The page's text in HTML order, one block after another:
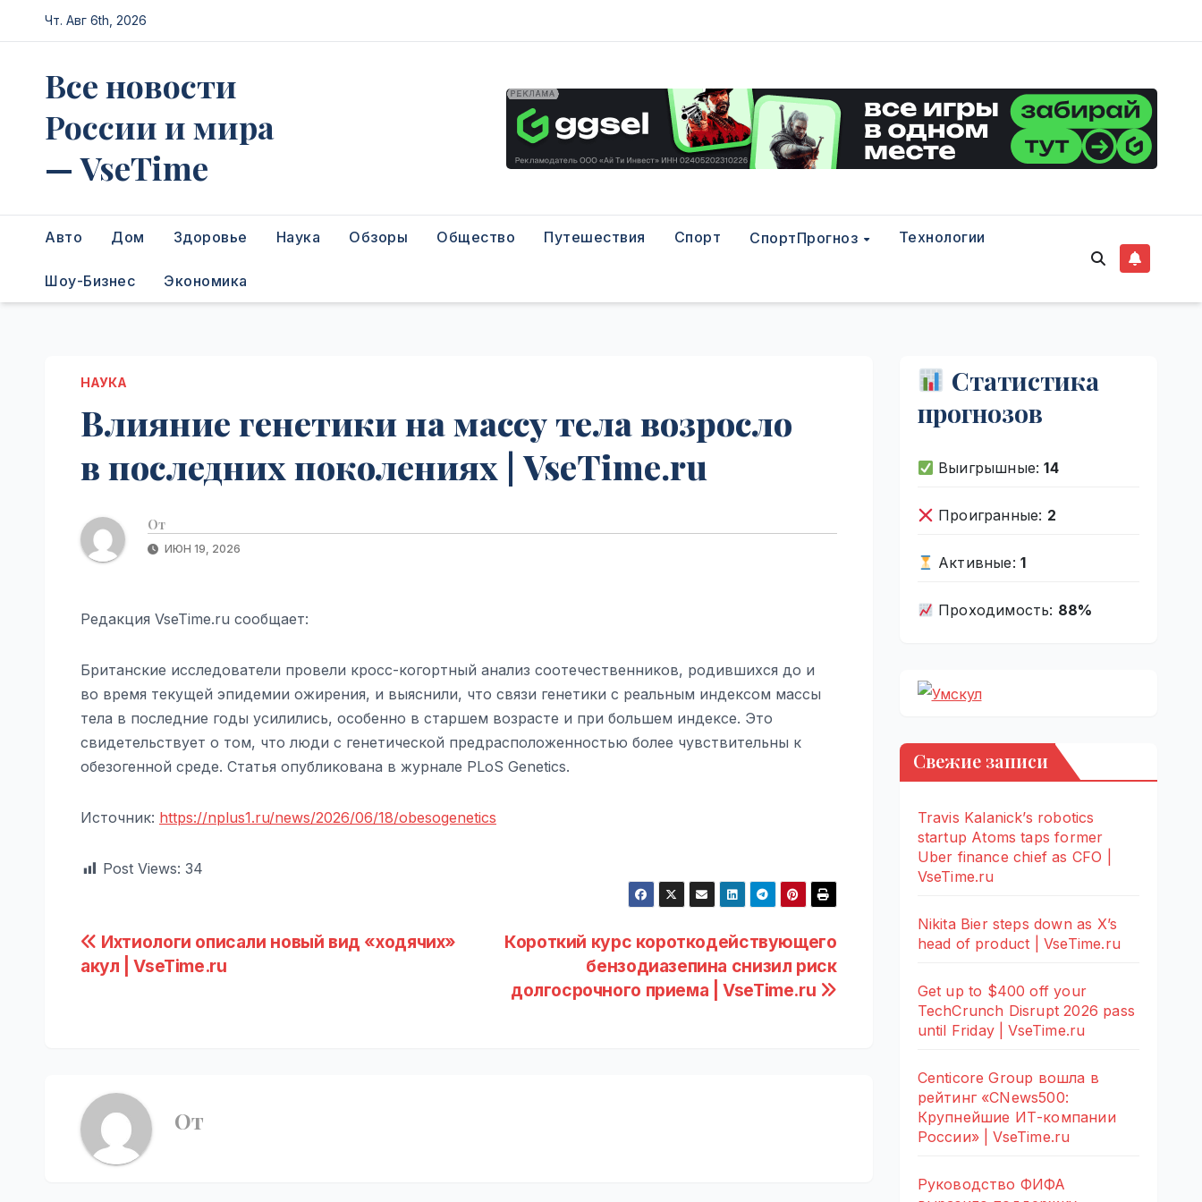
Перейти
к
Чт. Авг 6th, 2026
Все новости
России и мира
— VseTime
Авто Дом Здоровье Наука Обзоры Общество Путешествия Спорт СпортПрогноз Технологии
Шоу-Бизнес Экономика
НАУКА
Влияние генетики на массу тела возросло
в последних поколениях | VseTime.ru
От
ИЮН 19, 2026
Редакция VseTime.ru сообщает:
Британские исследователи провели кросс-когортный анализ соотечественников, родившихся до и
во время текущей эпидемии ожирения, и выяснили, что связи генетики с реальным индексом массы
тела в последние годы усилились, особенно в старшем возрасте и при большем индексе. Это
свидетельствует о том, что люди с генетической предрасположенностью более чувствительны к
обезогенной среде. Статья опубликована в журнале PLoS Genetics.
Источник: https://nplus1.ru/news/2026/06/18/obesogenetics
Post Views: 34
Навигация
по
Короткий курс короткодействующего
бензодиазепина снизил риск
долгосрочного приема | VseTime.ru
Ихтиологи описали новый вид «ходячих»
акул | VseTime.ru
От
Статистика
прогнозов
Выигрышные:14
Проигранные: 2
Активные: 1
Проходимость: 88%
Свежие записи
Travis Kalanick’s robotics
startup Atoms taps former
Uber finance chief as CFO |
VseTime.ru
Nikita Bier steps down as X’s
head of product | VseTime.ru
Get up to $400 off your
TechCrunch Disrupt 2026 pass
until Friday | VseTime.ru
Centicore Group вошла в
рейтинг «CNews500:
Крупнейшие ИТ-компании
России» | VseTime.ru
Руководство ФИФА